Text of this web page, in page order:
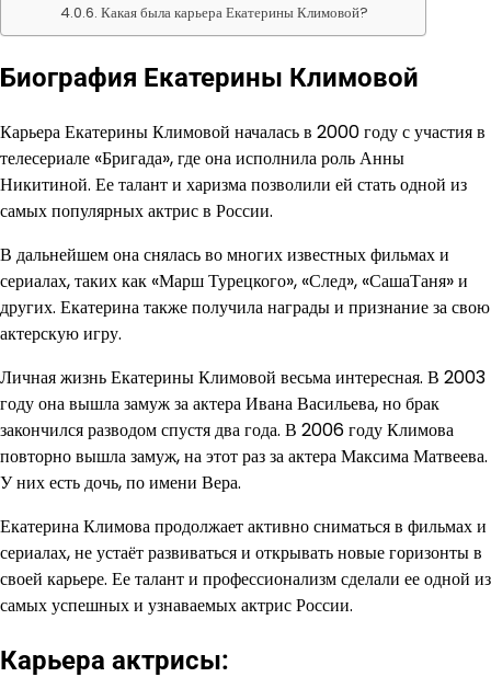
Какая была карьера Екатерины Климовой?
Биография Екатерины Климовой
Карьера Екатерины Климовой началась в 2000 году с участия в
телесериале «Бригада», где она исполнила роль Анны
Никитиной. Ее талант и харизма позволили ей стать одной из
самых популярных актрис в России.
В дальнейшем она снялась во многих известных фильмах и
сериалах, таких как «Марш Турецкого», «След», «СашаТаня» и
других. Екатерина также получила награды и признание за свою
актерскую игру.
Личная жизнь Екатерины Климовой весьма интересная. В 2003
году она вышла замуж за актера Ивана Васильева, но брак
закончился разводом спустя два года. В 2006 году Климова
повторно вышла замуж, на этот раз за актера Максима Матвеева.
У них есть дочь, по имени Вера.
Екатерина Климова продолжает активно сниматься в фильмах и
сериалах, не устаёт развиваться и открывать новые горизонты в
своей карьере. Ее талант и профессионализм сделали ее одной из
самых успешных и узнаваемых актрис России.
Карьера актрисы: